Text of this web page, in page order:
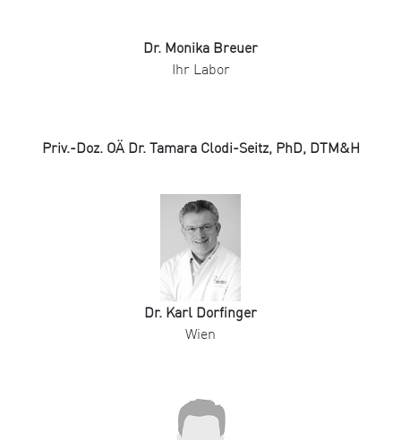
Dr. Monika Breuer
Ihr Labor
Priv.-Doz. OÄ Dr. Tamara Clodi-Seitz, PhD, DTM&H
Dr. Karl Dorfinger
Wien